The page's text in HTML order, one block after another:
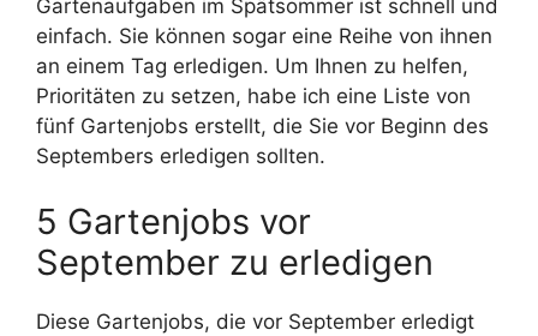
Gartenaufgaben im Spätsommer ist schnell und
einfach. Sie können sogar eine Reihe von ihnen
an einem Tag erledigen. Um Ihnen zu helfen,
Prioritäten zu setzen, habe ich eine Liste von
fünf Gartenjobs erstellt, die Sie vor Beginn des
Septembers erledigen sollten.
5 Gartenjobs vor
September zu erledigen
Diese Gartenjobs, die vor September erledigt